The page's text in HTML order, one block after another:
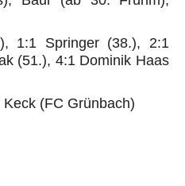
1:1 Springer (38.), 2:1
(51.), 4:1 Dominik Haas
(FC Grünbach)